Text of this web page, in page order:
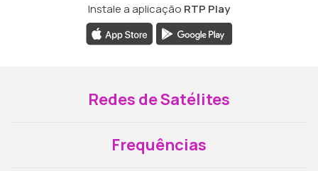
Instale a aplicação RTP Play
Redes de Satélites
Frequências